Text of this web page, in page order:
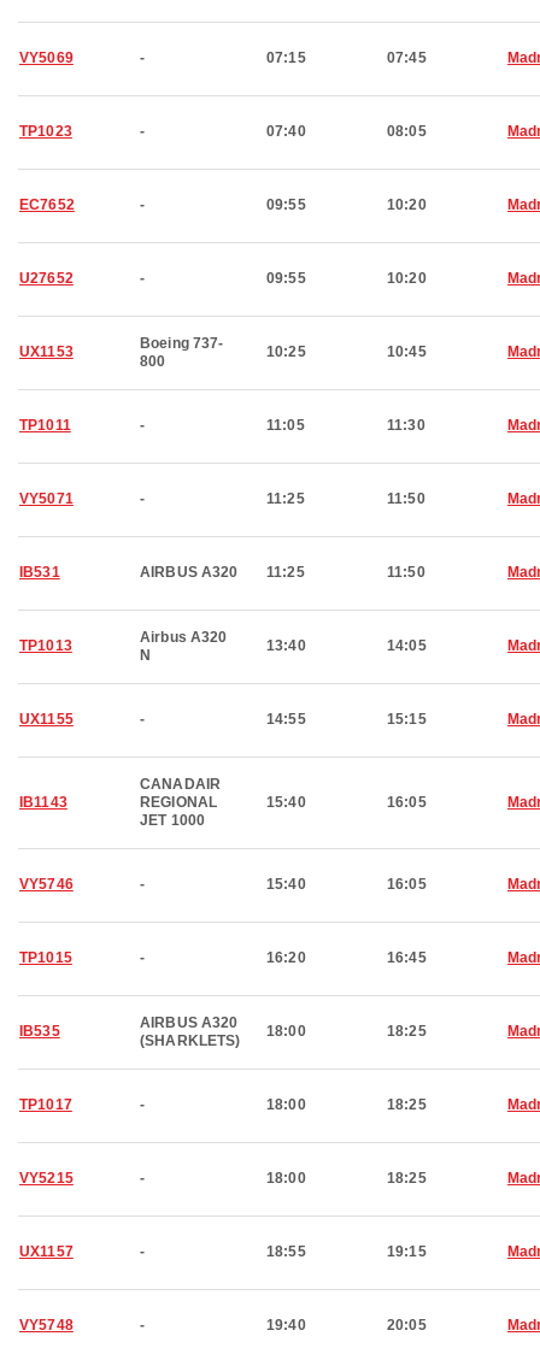
VY5069 - 07:15 07:45
TP1023 - 07:40 08:05
EC7652 - 09:55 10:20
U27652 - 09:55 10:20
UX1153
Boeing 737-
800
10:25 10:45
TP1011 - 11:05 11:30
VY5071 - 11:25 11:50
IB531 AIRBUS A320 11:25 11:50
TP1013
Airbus A320
N
13:40 14:05
UX1155 - 14:55 15:15
IB1143
CANADAIR
REGIONAL
JET 1000
15:40 16:05
VY5746 - 15:40 16:05
TP1015 - 16:20 16:45
IB535
AIRBUS A320
(SHARKLETS)
18:00 18:25
TP1017 - 18:00 18:25
VY5215 - 18:00 18:25
UX1157 - 18:55 19:15
VY5748 - 19:40 20:05